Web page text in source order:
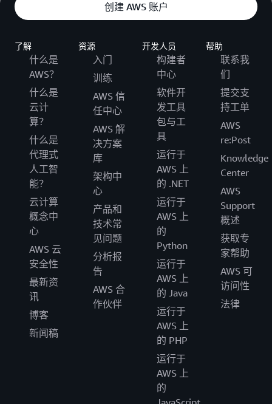
创建 AWS 账户
了解
什么是
AWS？
什么是
云计
算？
什么是
代理式
人工智
能？
云计算
概念中
心
AWS 云
安全性
最新资
讯
博客
新闻稿
资源
入门
训练
AWS 信
任中心
AWS 解
决方案
库
架构中
心
产品和
技术常
见问题
分析报
告
AWS 合
作伙伴
开发人员
构建者
中心
软件开
发工具
包与工
具
运行于
AWS 上
的 .NET
运行于
AWS 上
的
Python
运行于
AWS 上
的 Java
运行于
AWS 上
的 PHP
运行于
AWS 上
的
帮助
联系我
们
提交支
持工单
AWS
re:Post
Knowledge
Center
AWS
Support
概述
获取专
家帮助
AWS 可
访问性
法律